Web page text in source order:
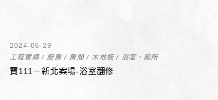
2024-05-29
工程實績/ 廚房/ 房間/ 木地板/ 浴室、廁所
寶111－新北案場-浴室翻修